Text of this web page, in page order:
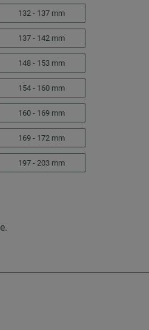
132 - 137 mm
137 - 142 mm
148 - 153 mm
154 - 160 mm
160 - 169 mm
169 - 172 mm
197 - 203 mm